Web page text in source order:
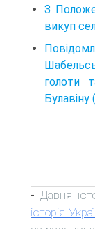
З
викуп
голоти
- Давня
історія